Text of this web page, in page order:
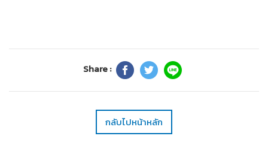
Share :
กลับไปหน้าหลัก